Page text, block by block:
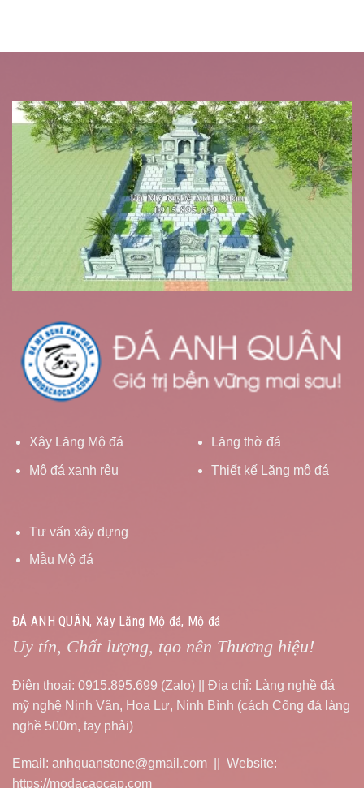
Xây Lăng Mộ đá
Mộ đá xanh rêu
Lăng thờ đá
Thiết kế Lăng mộ đá
Tư vấn xây dựng
Mẫu Mộ đá
ĐÁ ANH QUÂN, Xây Lăng Mộ đá, Mộ đá
Uy tín, Chất lượng, tạo nên Thương hiệu!
Điện thoại: 0915.895.699 (Zalo) || Địa chỉ: Làng nghề đá
mỹ nghệ Ninh Vân, Hoa Lư, Ninh Bình (cách Cổng đá làng
nghề 500m, tay phải)
Email: anhquanstone@gmail.com || Website:
https://modacaocap.com